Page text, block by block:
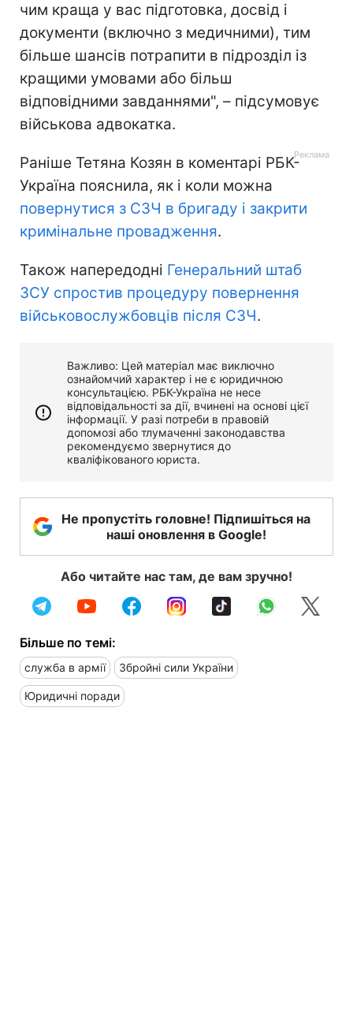
чим краща у вас підготовка, досвід і
документи (включно з медичними), тим
більше шансів потрапити в підрозділ із
кращими умовами або більш
відповідними завданнями", – підсумовує
військова адвокатка.
Раніше Тетяна Козян в коментарі РБК-
Україна пояснила, як і коли можна
повернутися з СЗЧ в бригаду і закрити
кримінальне провадження.
Також напередодні Генеральний штаб
ЗСУ спростив процедуру повернення
військовослужбовців після СЗЧ.
Важливо: Цей матеріал має виключно
ознайомчий характер і не є юридичною
консультацією. РБК-Україна не несе
відповідальності за дії, вчинені на основі цієї
інформації. У разі потреби в правовій
допомозі або тлумаченні законодавства
рекомендуємо звернутися до
кваліфікованого юриста.
Не пропустіть головне! Підпишіться на
наші оновлення в Google!
Або читайте нас там, де вам зручно!
Більше по темі:
служба в армії Збройні сили України
Юридичні поради